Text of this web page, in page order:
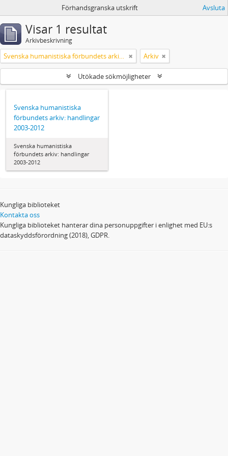
Förhandsgranska utskrift Avsluta
Visar 1 resultat
Arkivbeskrivning
Svenska humanistiska förbundets arkiv: handlingar 2003-2012 Arkiv
Utökade sökmöjligheter
Svenska humanistiska
förbundets arkiv: handlingar
2003-2012
Svenska humanistiska
förbundets arkiv: handlingar
2003-2012
Kungliga biblioteket
Kontakta oss
Kungliga biblioteket hanterar dina personuppgifter i enlighet med EU:s
dataskyddsförordning (2018), GDPR.